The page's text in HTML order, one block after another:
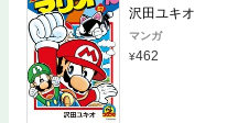
沢田ユキオ
マンガ
462